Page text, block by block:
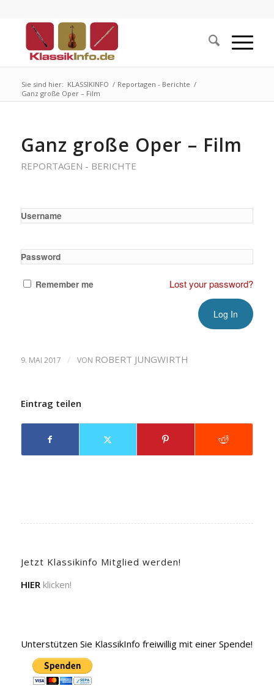
Sie sind hier: KLASSIKINFO / Reportagen - Berichte /
Ganz große Oper – Film
Ganz große Oper – Film
REPORTAGEN - BERICHTE
Username
Password
Remember me Lost your password?
9. MAI 2017 / VON ROBERT JUNGWIRTH
Eintrag teilen
Jetzt Klassikinfo Mitglied werden!
HIER klicken!
Unterstützen Sie KlassikInfo freiwillig mit einer Spende!